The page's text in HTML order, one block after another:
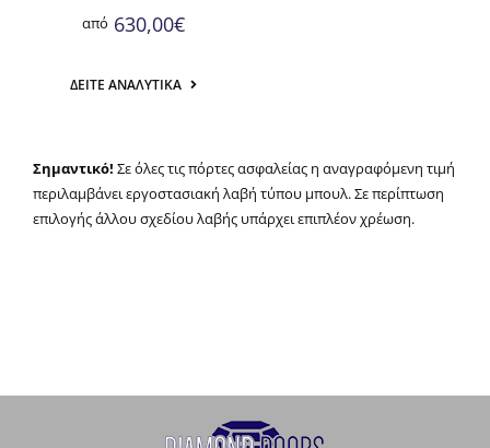
από 630,00€
ΔΕΊΤΕ ΑΝΑΛΥΤΙΚΆ
Σημαντικό! Σε όλες τις πόρτες ασφαλείας η αναγραφόμενη τιμή
περιλαμβάνει εργοστασιακή λαβή τύπου μπουλ. Σε περίπτωση
επιλογής άλλου σχεδίου λαβής υπάρχει επιπλέον χρέωση.